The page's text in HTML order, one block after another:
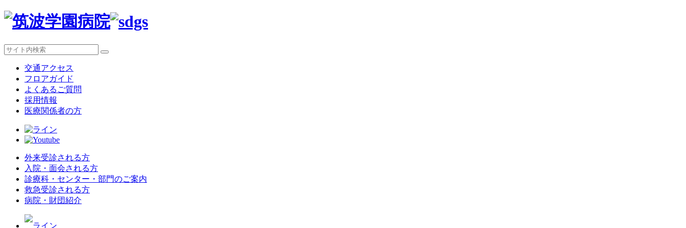
交通アクセス
フロアガイド
よくあるご質問
採用情報
医療関係者の方
外来受診される方
入院・面会される方
診療科・センター・部門のご案内
救急受診される方
病院・財団紹介